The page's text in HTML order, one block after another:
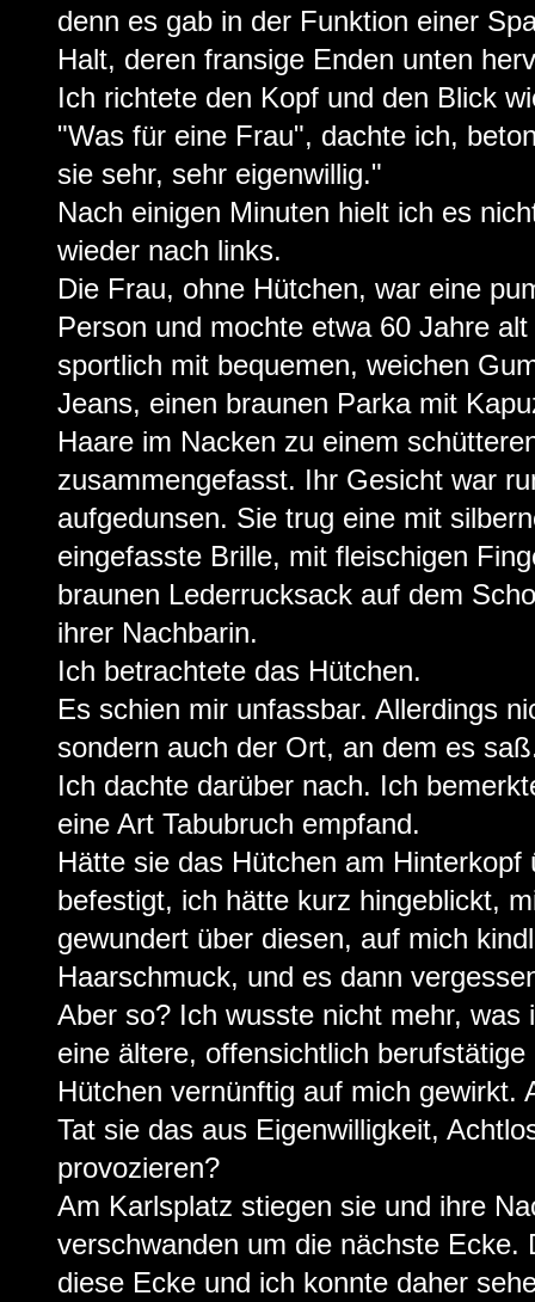
denn es gab in der Funktion einer
Halt, deren fransige Enden unten
Ich richtete den Kopf und den Blick
"Was für eine Frau", dachte ich,
sie sehr, sehr eigenwillig."
Nach einigen Minuten hielt ich es
wieder nach links.
Die Frau, ohne Hütchen, war eine
Person und mochte etwa 60 Jahre
sportlich mit bequemen, weichen
Jeans, einen braunen Parka mit
Haare im Nacken zu einem
zusammengefasst. Ihr Gesicht war
aufgedunsen. Sie trug eine mit
eingefasste Brille, mit fleischigen
braunen Lederrucksack auf dem
ihrer Nachbarin.
Ich betrachtete das Hütchen.
Es schien mir unfassbar. Allerdings
sondern auch der Ort, an dem es
Ich dachte darüber nach. Ich
eine Art Tabubruch empfand.
Hätte sie das Hütchen am
befestigt, ich hätte kurz hingeblickt,
gewundert über diesen, auf mich
Haarschmuck, und es dann
Aber so? Ich wusste nicht mehr, was
eine ältere, offensichtlich
Hütchen vernünftig auf mich gewirkt.
Tat sie das aus Eigenwilligkeit,
provozieren?
Am Karlsplatz stiegen sie und ihre
verschwanden um die nächste Ecke.
diese Ecke und ich konnte daher